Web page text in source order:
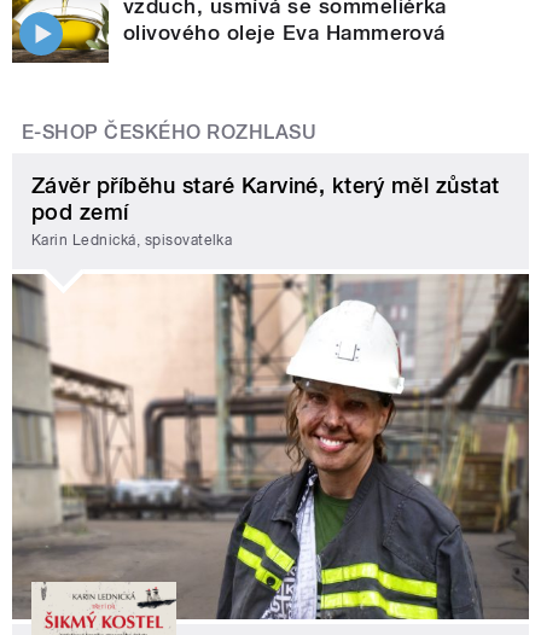
vzduch, usmívá se sommeliérka
olivového oleje Eva Hammerová
E-SHOP ČESKÉHO ROZHLASU
Závěr příběhu staré Karviné, který měl zůstat
pod zemí
Karin Lednická, spisovatelka